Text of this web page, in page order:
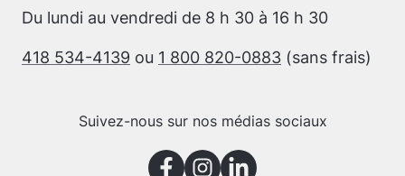
Du lundi au vendredi de 8 h 30 à 16 h 30
418 534-4139 ou 1 800 820-0883 (sans frais)
Suivez-nous sur nos médias sociaux